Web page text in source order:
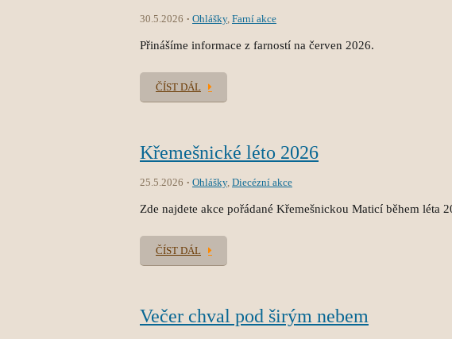
30.5.2026 Ohlášky, Farní akce
Přinášíme informace z farností na červen 2026.
ČÍST DÁL
Křemešnické léto 2026
25.5.2026 Ohlášky, Diecézní akce
Zde najdete akce pořádané Křemešnickou Maticí během léta
ČÍST DÁL
Večer chval pod širým nebem